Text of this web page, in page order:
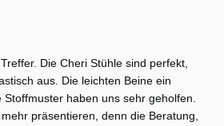
Die Cheri Stühle sind perfekt,
aus. Die leichten Beine ein
Stoffmuster haben uns sehr geholfen.
präsentieren, denn die Beratung,